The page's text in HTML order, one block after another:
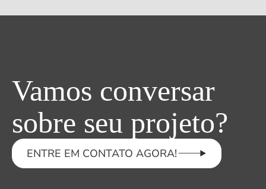
Vamos conversar
sobre seu projeto?
ENTRE EM CONTATO AGORA!